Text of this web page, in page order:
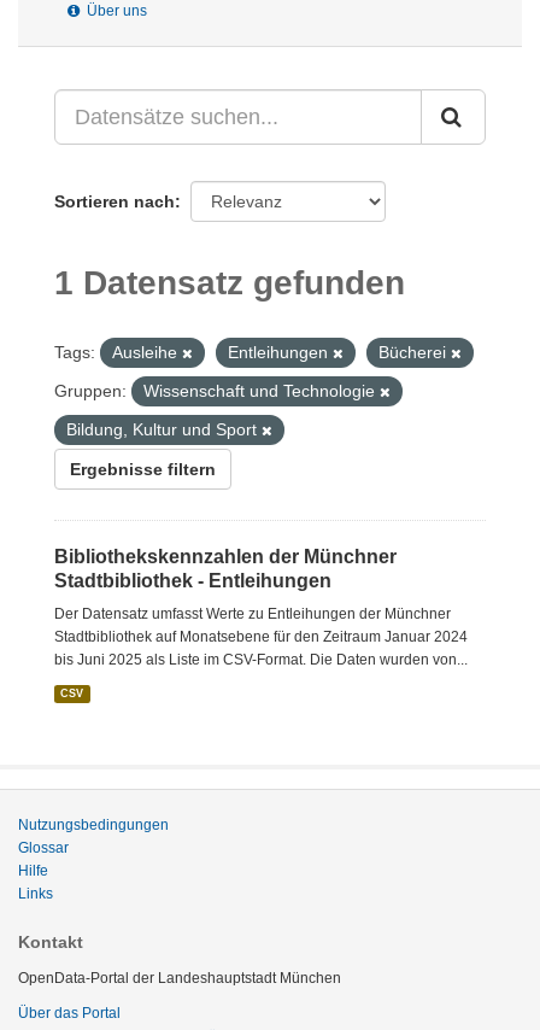
Über uns
Sortieren nach
1 Datensatz gefunden
Tags: Ausleihe Entleihungen
Bücherei
Gruppen:
Wissenschaft und Technologie
Bildung, Kultur und Sport
Ergebnisse filtern
Bibliothekskennzahlen der Münchner
Stadtbibliothek - Entleihungen
Der Datensatz umfasst Werte zu Entleihungen der Münchner
Stadtbibliothek auf Monatsebene für den Zeitraum Januar 2024
bis Juni 2025 als Liste im CSV-Format. Die Daten wurden von...
CSV
Nutzungsbedingungen
Glossar
Hilfe
Links
Kontakt
OpenData-Portal der Landeshauptstadt München
Über das Portal